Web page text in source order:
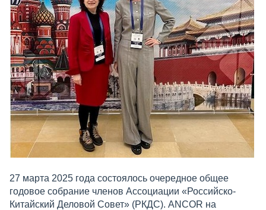
27 марта 2025 года состоялось очередное общее
годовое собрание членов Ассоциации «Российско-
Китайский Деловой Совет» (РКДС). ANCOR на